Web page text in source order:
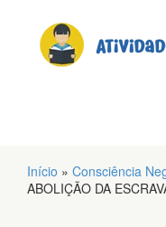
Início » Consciência
ABOLIÇÃO DA